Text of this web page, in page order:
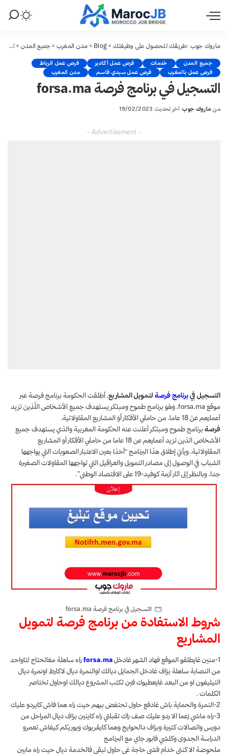
ماروك جوب :طريقك للحصول على وظيفتك >
Blog
> مدن المغرب > جميع المدن > التسجيل في برنامج فرصة forsa.ma
جميع المدن خدمات فرص عمل أكادير
فرص عمل الرباط
فرص عمل بالمغرب
فرص عمل سيدي قاسم مدن المغرب
التسجيل في برنامج فرصة forsa.ma
Posted
من ماروك جوب آخر تحديث 19/02/2023
– Advertisement –
التسجيل فِيبرنامج فرصة لتمويل المشاريع، أطلقت الحكومة برنامج فرصة عبر
موقع forsa.ma، وَهُوَ برنامج طموح ومبتكر يستهدف جميع الأشخاص اللَّذِينَ تزيد
أعمارهم عَنْ 18 عاما، من حاملي الأفكار أَوْ المشاريع المقاولاتية.
فرصةبرنامج طموح ومبتكر أعلنت عنه الحكومة المغربية والذي يستهدف جميع
الأشخاص الذين تزيد أعمارهم عن 18 عاما من حاملي الأفكار أو المشاريع
المقاولاتية، ويأتي إطلاق هذا البرنامج “أخذا بعين الاعتبار الصعوبات التي يواجهها
الشباب في الوصول إلى مصادر التمويل والعراقيل التي تواجهها المقاولات الصغيرة
جدا، وبالنظر إلى آثار أزمة كوفيد-19 على الاقتصاد الوطني”.
التسجيل في برنامج فرصة forsa.ma
شروط الاستفادة من برنامج فرصة لتمويل
المشاريع
1-منين غايطلقو الموقع فهاد الشهر غادخل forsa.ma راه ساهلة مغاتحتاج لتاواحد
من النصابة ساهلة بزاف غادخل الجمايل ديالك اوالنمرة ديال لاكارط اونمرة ديال
التيليفون او من البعد غايعطيوك فين تكتب المشروع ديالك اوحاول تختاصر
الكلمات .
2-النمرة والحماية باش غادفع حاول تحتفض بيهم حيت راه هما فاش كايردو عليك
3-راه ماشي زعما الا ردو عليك صف راك تقبلتي راه كاينين بزاف ديال المراحل من
دورس واتصالات كتيرة وبزاف دالحوايج وهما كايقريوك ويوريكم كيفاش تعمرو
الدراسة الجدوى وكلشي فابور جاي مع البرنامج
ملحوضة الا كنتي خدام فشي حاجة غي حاول تبقى فالخدمة ديال حيت راه مابين